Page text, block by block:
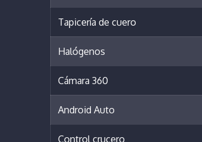
Tapicería de cuero
Halógenos
Cámara 360
Android Auto
Control crucero